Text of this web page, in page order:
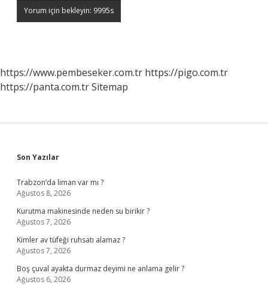
https://www.pembeseker.com.tr https://pigo.com.tr
https://panta.com.trSitemap
Sidebar
Son Yazılar
Trabzon’da liman var mı ?
Ağustos 8, 2026
Kurutma makinesinde neden su birikir ?
Ağustos 7, 2026
Kimler av tüfeği ruhsatı alamaz ?
Ağustos 7, 2026
Boş çuval ayakta durmaz deyimi ne anlama gelir ?
Ağustos 6, 2026